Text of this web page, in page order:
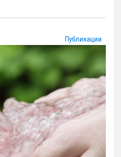
Публикации